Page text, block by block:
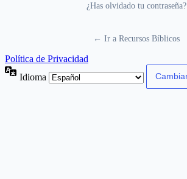
¿Has olvidado tu contraseña?
← Ir a Recursos Bíblicos
Política de Privacidad
Idioma